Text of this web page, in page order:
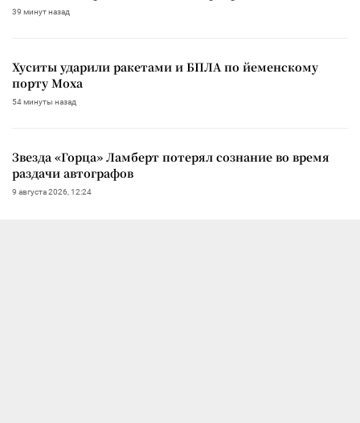
39 минут назад
Хуситы ударили ракетами и БПЛА по йеменскому
порту Моха
54 минуты назад
Звезда «Горца» Ламберт потерял сознание во время
раздачи автографов
9 августа 2026, 12:24